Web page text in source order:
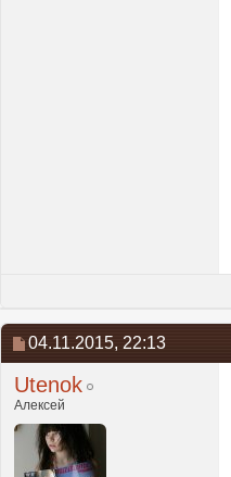
04.11.2015, 22:13
Utenok
Алексей